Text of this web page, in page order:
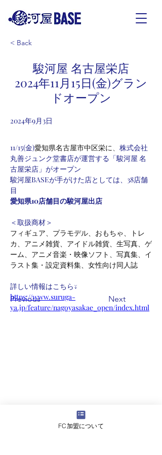
< Back
駿河屋 名古屋栄店
2024年11月15日(金)グラン
ドオープン
2024年9月3日
Previous Next
11/15(金)愛知県名古屋市中区栄に、 株式会社
丸善ジュンク堂書店が運営する「駿河屋 名
古屋栄店」がオープン
駿河屋BASEが手がけた店としては、38店舗
目
愛知県10店舗目の駿河屋出店
＜取扱商材＞
フィギュア、プラモデル、おもちゃ、トレ
カ、アニメ雑貨、アイドル雑貨、生写真、ゲ
ーム、アニメ音楽・映像ソフト、写真集、イ
ラスト集・設定資料集、女性向け同人誌
詳しい情報はこちら↓
https://www.suruga-
ya.jp/feature/nagoyasakae_open/index.html
FC加盟について